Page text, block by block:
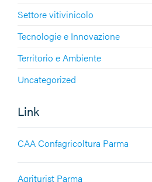
Settore vitivinicolo
Tecnologie e Innovazione
Territorio e Ambiente
Uncategorized
Link
CAA Confagricoltura Parma
Agriturist Parma